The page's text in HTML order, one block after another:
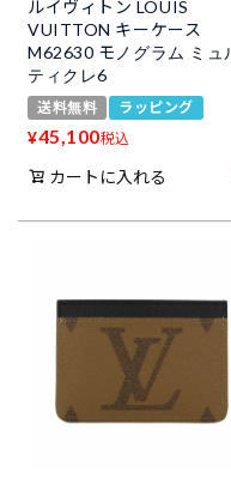
ルイヴィトン LOUIS
VUITTON キーケース
M62630 モノグラム ミュ
ティクレ6
送料無料 ラッピング
¥45,100税込
カートに入れる